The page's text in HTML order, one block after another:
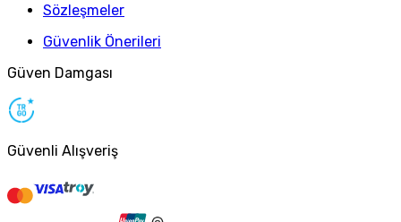
Sözleşmeler
Güvenlik Önerileri
Güven Damgası
Güvenli Alışveriş